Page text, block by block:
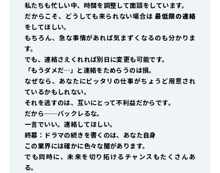
私たちも忙しい中、時間を調整して面談をしています。
だからこそ、どうしても来られない場合は最低限の連絡
をしてほしい。
もちろん、急な事情があれば気まずくなるのも分かりま
す。
でも、連絡さえくれれば別日に変更も可能です。
「もうダメだ…」と連絡をためらうのは損。
なぜなら、あなたにピッタリの仕事がちょうど用意され
ているかもしれない。
それを逃すのは、互いにとって不利益だからです。
だから──バックレるな。
一言でいい。連絡してほしい。
終幕：ドラマの続きを書くのは、あなた自身
この業界には確かに色々な闇があります。
でも同時に、未来を切り拓けるチャンスもたくさんあ
る。